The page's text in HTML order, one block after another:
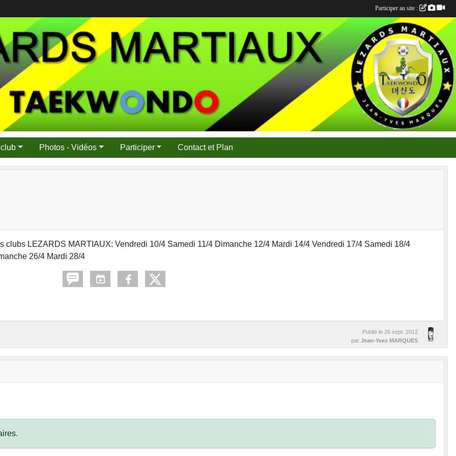
Photos - Vidéos Participer Contact et Plan
clubs LEZARDS MARTIAUX: Vendredi 10/4 Samedi 11/4 Dimanche 12/4 Mardi 14/4 Vendredi 17/4 Samedi 18/4
26/4 Mardi 28/4
Publié le 26 sept. 2012
par Jean-Yves MARQUES
Participer au site :